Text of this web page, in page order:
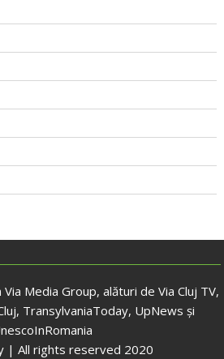
Media Group, alături de Via Cluj TV,
TransylvaniaToday, UpNews și
| All rights reserved 2020